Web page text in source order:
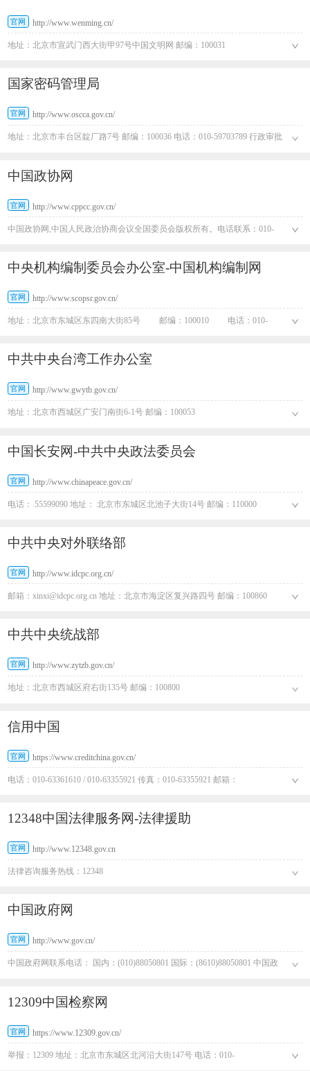
官网 http://www.wenming.cn/
地址：北京市宣武门西大街甲97号中国文明网 邮编：100031
国家密码管理局
官网 http://www.oscca.gov.cn/
地址：北京市丰台区靛厂路7号 邮编：100036 电话：010-59703789 行政审批
中国政协网
官网 http://www.cppcc.gov.cn/
中国政协网,中国人民政治协商会议全国委员会版权所有。电话联系：010-
中央机构编制委员会办公室-中国机构编制网
官网 http://www.scopsr.gov.cn/
地址：北京市东城区东四南大街85号 邮编：100010 电话：010-
中共中央台湾工作办公室
官网 http://www.gwytb.gov.cn/
地址：北京市西城区广安门南街6-1号 邮编：100053
中国长安网-中共中央政法委员会
官网 http://www.chinapeace.gov.cn/
电话： 55599090 地址： 北京市东城区北池子大街14号 邮编：110000
中共中央对外联络部
官网 http://www.idcpc.org.cn/
邮箱：xinxi@idcpc.org.cn 地址：北京市海淀区复兴路四号 邮编：100860
中共中央统战部
官网 http://www.zytzb.gov.cn/
地址：北京市西城区府右街135号 邮编：100800
信用中国
官网 https://www.creditchina.gov.cn/
电话：010-63361610 / 010-63355921 传真：010-63355921 邮箱：
12348中国法律服务网-法律援助
官网 http://www.12348.gov.cn
法律咨询服务热线：12348
中国政府网
官网 http://www.gov.cn/
中国政府网联系电话： 国内：(010)88050801 国际：(8610)88050801 中国政
12309中国检察网
官网 https://www.12309.gov.cn/
举报：12309 地址：北京市东城区北河沿大街147号 电话：010-